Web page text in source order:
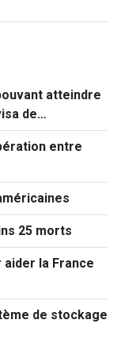
atteindre
de
entre
25 morts
la France
de stockage